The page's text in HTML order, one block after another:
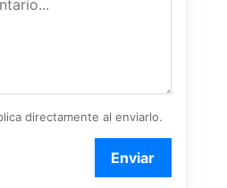
directamente al enviarlo.
Enviar